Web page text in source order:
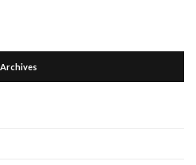
Archives